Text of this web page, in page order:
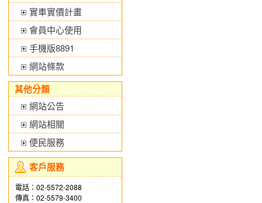
實車實價計畫
會員中心使用
手機版8891
網站條款
其他分類
網站公告
網站相關
便民服務
客戶服務
電話：02-5572-2088
傳真：02-5579-3400